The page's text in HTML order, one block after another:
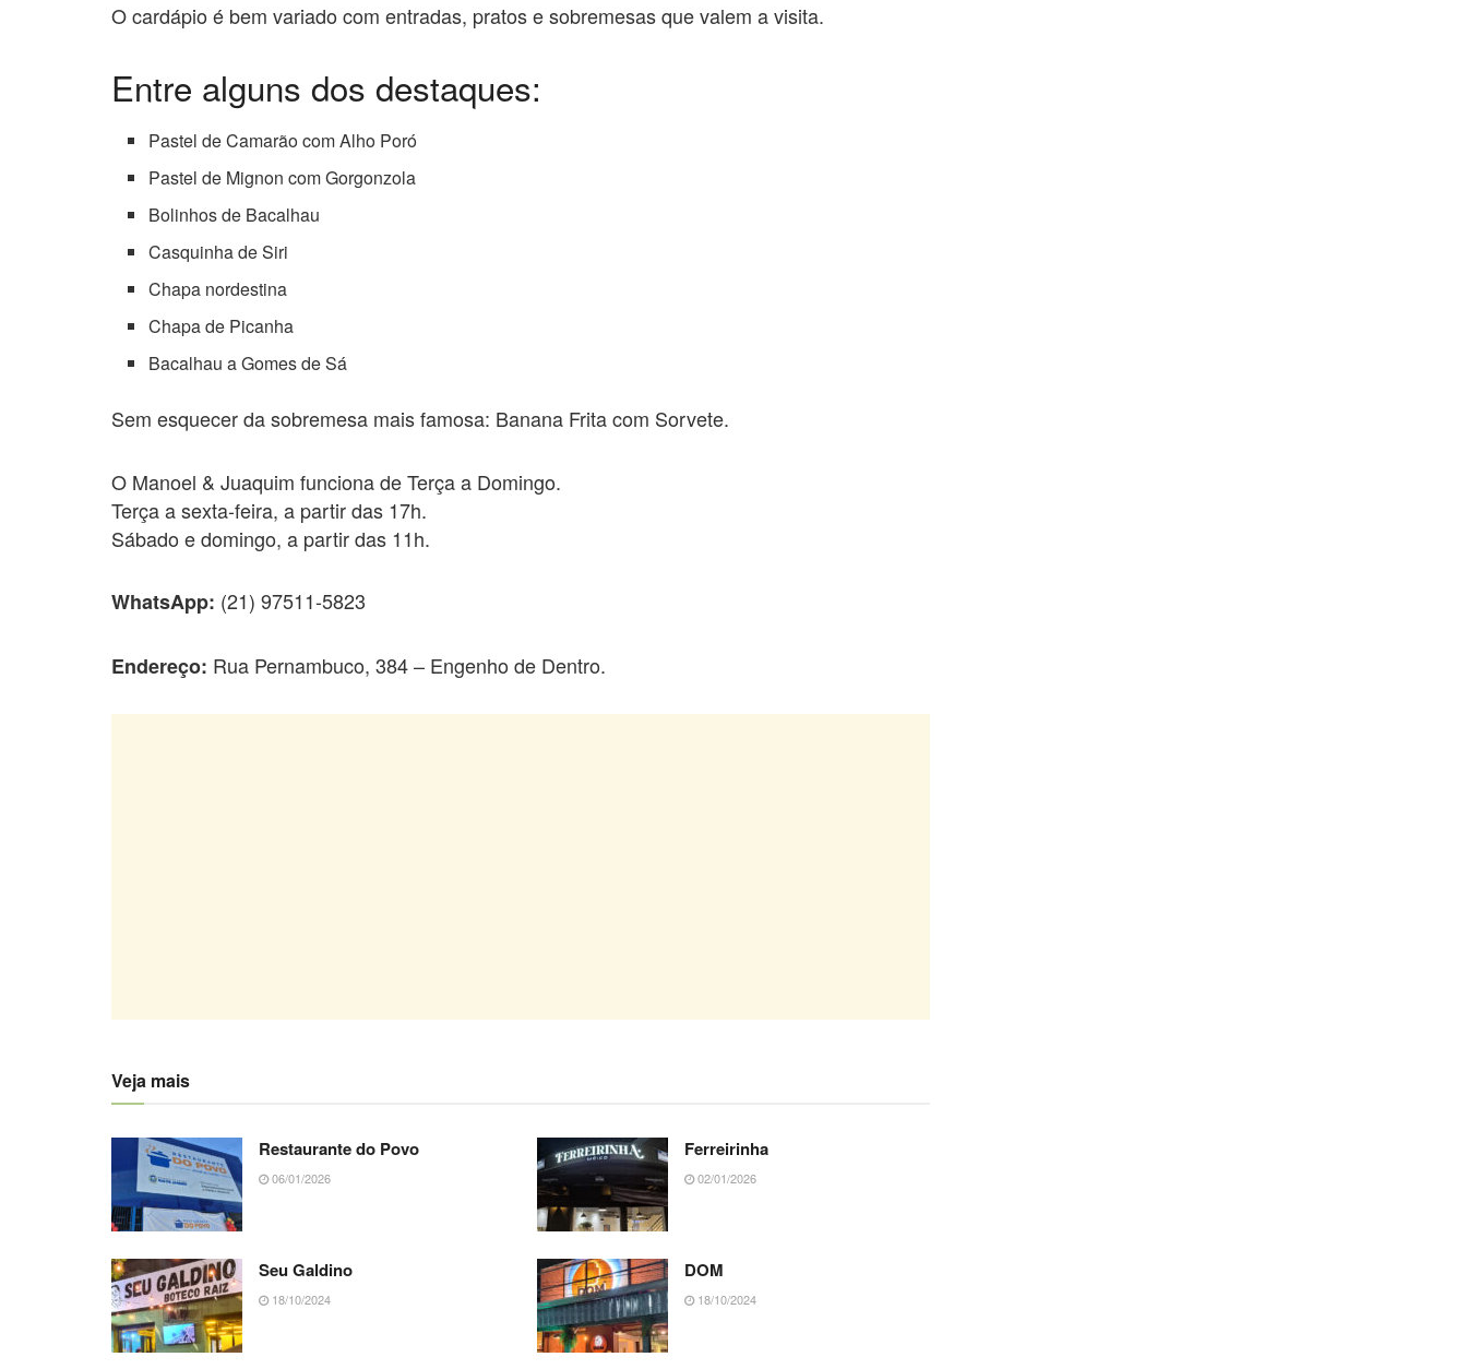
O cardápio é bem variado com entradas, pratos e sobremesas que valem a visita.
Entre alguns dos destaques:
Pastel de Camarão com Alho Poró
Pastel de Mignon com Gorgonzola
Bolinhos de Bacalhau
Casquinha de Siri
Chapa nordestina
Chapa de Picanha
Bacalhau a Gomes de Sá
Sem esquecer da sobremesa mais famosa: Banana Frita com Sorvete.
O Manoel & Juaquim funciona de Terça a Domingo.
Terça a sexta-feira, a partir das 17h.
Sábado e domingo, a partir das 11h.
WhatsApp: (21) 97511-5823
Endereço: Rua Pernambuco, 384 – Engenho de Dentro.
Veja mais
Restaurante do Povo
06/01/2026
Ferreirinha
02/01/2026
Seu Galdino
18/10/2024
DOM
18/10/2024